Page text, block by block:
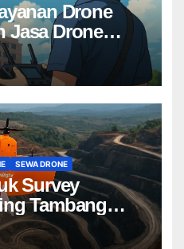
Drone
Jasa Drone
Anda
SEWA DRONE
Survey
Tambang
Cepat & Akurat